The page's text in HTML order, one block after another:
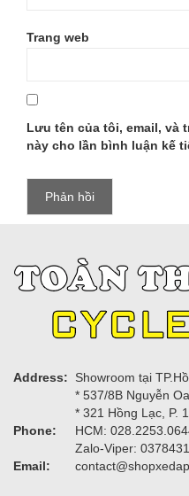
Trang web
Lưu tên của tôi, email, và
này cho lần bình luận kế
Address:
Showroom tại
* 537/8B Nguyễn
* 321 Hồng Lạc, P.
Phone:
HCM:
Zalo-Viper:
Email: